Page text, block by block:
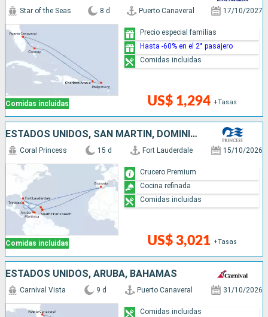
Comidas incluidas
Star of the Seas 8 d Puerto Canaveral 17/10/2027
US$ 1,294 +Tasas
Precio especial familias
Hasta -60% en el 2° pasajero
Comidas incluidas
ESTADOS UNIDOS, SAN MARTÍN, DOMINICA, GRENADA, CUBA, ARUBA
Comidas incluidas
Coral Princess 15 d Fort Lauderdale 15/10/2026
US$ 3,021 +Tasas
Crucero Premium
Cocina refinada
Comidas incluidas
ESTADOS UNIDOS, ARUBA, BAHAMAS
Carnival Vista 9 d Puerto Canaveral 31/10/2026
Comidas incluidas